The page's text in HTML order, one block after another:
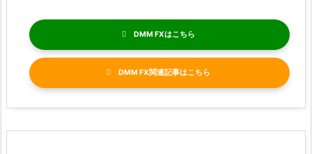
DMM FX
DMM FX関連記事